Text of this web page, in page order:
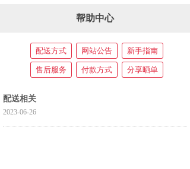
帮助中心
配送方式 网站公告 新手指南
售后服务 付款方式 分享晒单
配送相关
2023-06-26